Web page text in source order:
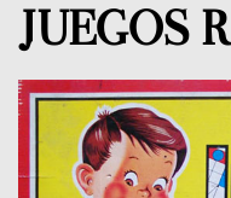
JUEGOS